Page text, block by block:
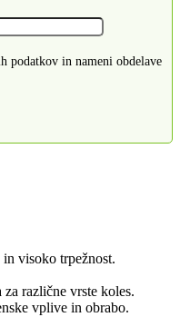
podatkov in nameni obdelave
visoko trpežnost.
različne vrste koles.
vplive in obrabo.